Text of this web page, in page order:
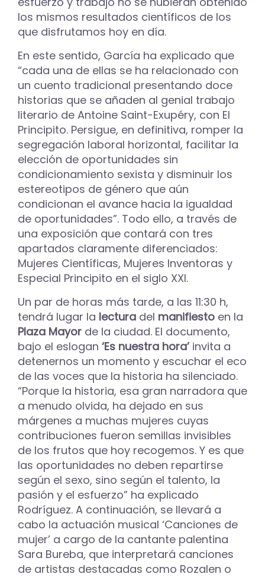
los mismos resultados científicos de los
que disfrutamos hoy en día.
En este sentido, García ha explicado que
“cada una de ellas se ha relacionado con
un cuento tradicional presentando doce
historias que se añaden al genial trabajo
literario de Antoine Saint-Exupéry, con El
Principito. Persigue, en definitiva, romper la
segregación laboral horizontal, facilitar la
elección de oportunidades sin
condicionamiento sexista y disminuir los
estereotipos de género que aún
condicionan el avance hacia la igualdad
de oportunidades”. Todo ello, a través de
una exposición que contará con tres
apartados claramente diferenciados:
Mujeres Científicas, Mujeres Inventoras y
Especial Principito en el siglo XXI.
Un par de horas más tarde, a las 11:30 h,
tendrá lugar la lectura del manifiesto en la
Plaza Mayor de la ciudad. El documento,
bajo el eslogan ‘Es nuestra hora’invita a
detenernos un momento y escuchar el eco
de las voces que la historia ha silenciado.
“Porque la historia, esa gran narradora que
a menudo olvida, ha dejado en sus
márgenes a muchas mujeres cuyas
contribuciones fueron semillas invisibles
de los frutos que hoy recogemos. Y es que
las oportunidades no deben repartirse
según el sexo, sino según el talento, la
pasión y el esfuerzo” ha explicado
Rodríguez. A continuación, se llevará a
cabo la actuación musical ‘Canciones de
mujer’ a cargo de la cantante palentina
Sara Bureba, que interpretará canciones
de artistas destacadas como Rozalen o